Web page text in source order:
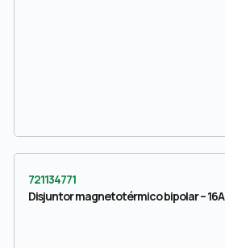
721134771
Disjuntor magnetotérmico bipolar – 16A